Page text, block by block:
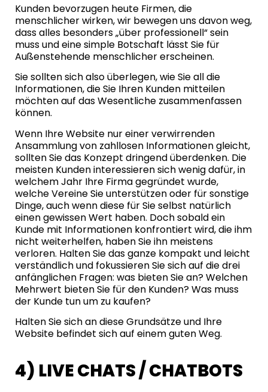
Kunden bevorzugen heute Firmen, die
menschlicher wirken, wir bewegen uns davon weg,
dass alles besonders „über professionell“ sein
muss und eine simple Botschaft lässt Sie für
Außenstehende menschlicher erscheinen.
Sie sollten sich also überlegen, wie Sie all die
Informationen, die Sie Ihren Kunden mitteilen
möchten auf das Wesentliche zusammenfassen
können.
Wenn Ihre Website nur einer verwirrenden
Ansammlung von zahllosen Informationen gleicht,
sollten Sie das Konzept dringend überdenken. Die
meisten Kunden interessieren sich wenig dafür, in
welchem Jahr Ihre Firma gegründet wurde,
welche Vereine Sie unterstützen oder für sonstige
Dinge, auch wenn diese für Sie selbst natürlich
einen gewissen Wert haben. Doch sobald ein
Kunde mit Informationen konfrontiert wird, die ihm
nicht weiterhelfen, haben Sie ihn meistens
verloren. Halten Sie das ganze kompakt und leicht
verständlich und fokussieren Sie sich auf die drei
anfänglichen Fragen: was bieten Sie an? Welchen
Mehrwert bieten Sie für den Kunden? Was muss
der Kunde tun um zu kaufen?
Halten Sie sich an diese Grundsätze und Ihre
Website befindet sich auf einem guten Weg.
4) LIVE CHATS / CHATBOTS